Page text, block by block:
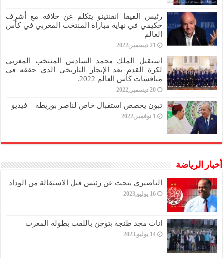
رئيس الفيفا انفنتينو يتكلم عن خلافه مع أشرف
حكيمي في نهاية مباراة المنتخب المغربي في كأس
العالم
21 ديسمبر,2022
استقبل الملك محمد السادس المنتخب المغربي
لكرة القدم بعد الإنجاز التاريخي الذي حققه في
منافسات كأس العالم 2022.
20 ديسمبر,2022
تبون يخصص استقبال خاص لناصر بوريطة – فيديو
1 نوفمبر,2022
أخبار الرياضة
الناصيري يبحث عن رئيس قبل الاستقالة من الوداد
16 يوليو,2023
اناث مجد طنجة يتوجن باللقب بطولة المغرب
14 يوليو,2023